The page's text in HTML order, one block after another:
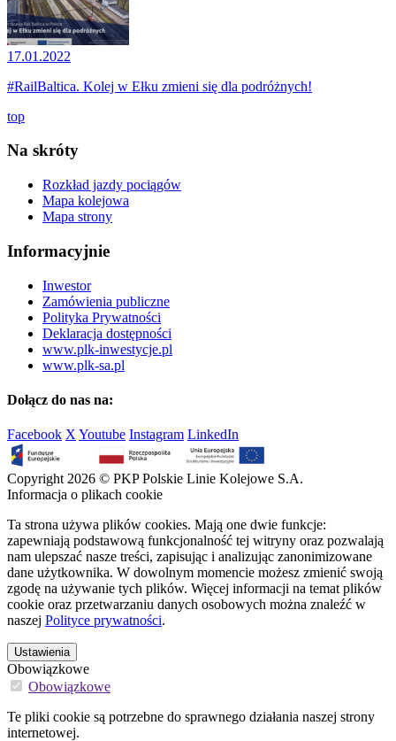
17.01.2022
#RailBaltica. Kolej w Ełku zmieni się dla podróżnych!
top
Na skróty
Rozkład jazdy pociągów
Mapa kolejowa
Mapa strony
Informacyjnie
Inwestor
Zamówienia publiczne
Polityka Prywatności
Deklaracja dostępności
www.plk-inwestycje.pl
www.plk-sa.pl
Dołącz do nas na:
Facebook X Youtube Instagram LinkedIn
Copyright 2026 © PKP Polskie Linie Kolejowe S.A.
Informacja o plikach cookie
Ta strona używa plików cookies. Mają one dwie funkcje:
zapewniają podstawową funkcjonalność tej witryny oraz pozwalają
nam ulepszać nasze treści, zapisując i analizując zanonimizowane
dane użytkownika. W dowolnym momencie możesz zmienić swoją
zgodę na używanie tych plików. Więcej informacji na temat plików
cookie oraz przetwarzaniu danych osobowych można znaleźć w
naszej Polityce prywatności.
Ustawienia
Obowiązkowe
Obowiązkowe
Te pliki cookie są potrzebne do sprawnego działania naszej strony
internetowej.